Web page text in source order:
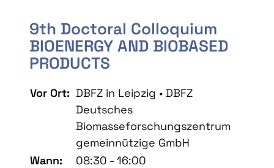
9th Doctoral Colloquium
BIOENERGY AND BIOBASED
PRODUCTS
Vor Ort: DBFZ in Leipzig • DBFZ
Deutsches
Biomasseforschungszentrum
gemeinnützige GmbH
Wann:
08:30 - 16:00